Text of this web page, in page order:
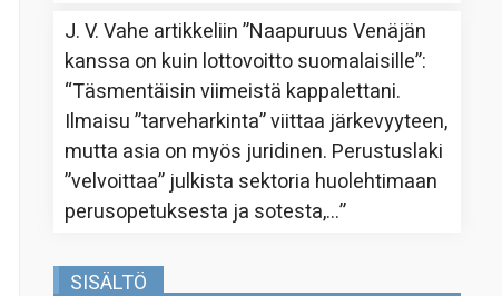
J. V. Vahe artikkeliin”Naapuruus Venäjän
kanssa on kuin lottovoitto suomalaisille”:
“Täsmentäisin viimeistä kappalettani.
Ilmaisu ”tarveharkinta” viittaa järkevyyteen,
mutta asia on myös juridinen. Perustuslaki
”velvoittaa” julkista sektoria huolehtimaan
perusopetuksesta ja sotesta,…”
SISÄLTÖ